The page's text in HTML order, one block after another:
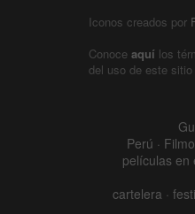
Iconos creados por
Conoce aquí los
del uso de este sitio
Perú ·
películas en
cartelera ·